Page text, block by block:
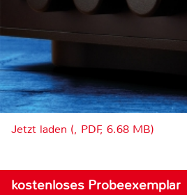
Jetzt laden (, PDF, 6.68 MB)
kostenloses Probeexemplar